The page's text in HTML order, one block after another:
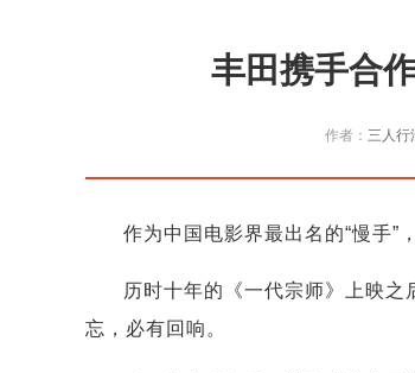
丰田携手合
作者： 三人行
作为中国电影界最出名的“慢手”
历时十年的《一代宗师》上映
忘，必有回响。